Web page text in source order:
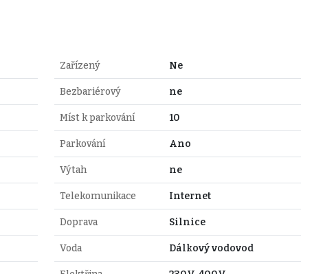
Zařízený Ne
Bezbariérový ne
Míst k parkování 10
Parkování Ano
Výtah ne
Telekomunikace Internet
Doprava Silnice
Voda Dálkový vodovod